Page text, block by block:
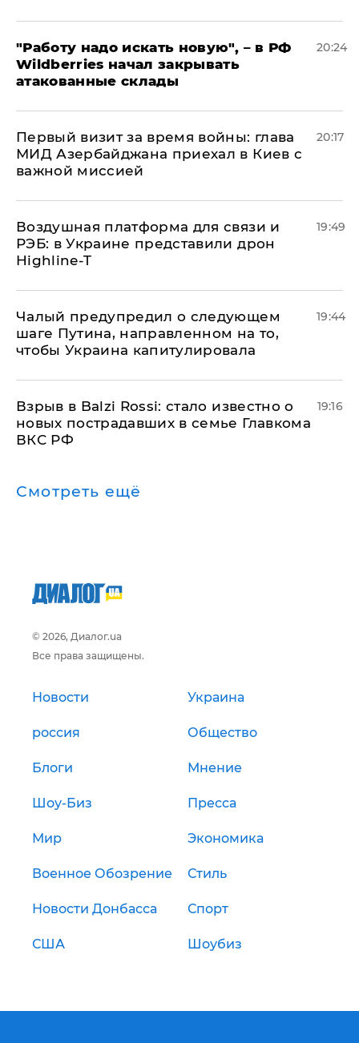
"Работу надо искать новую", – в РФ
Wildberries начал закрывать
атакованные склады
20:24
Первый визит за время войны: глава
МИД Азербайджана приехал в Киев с
важной миссией
20:17
Воздушная платформа для связи и
РЭБ: в Украине представили дрон
Highline-T
19:49
Чалый предупредил о следующем
шаге Путина, направленном на то,
чтобы Украина капитулировала
19:44
Взрыв в Balzi Rossi: стало известно о
новых пострадавших в семье Главкома
ВКС РФ
19:16
Смотреть ещё
© 2026, Диалог.ua
Все права защищены.
Новости Украина
россия Общество
Блоги Мнение
Шоу-Биз Пресса
Мир Экономика
Военное Обозрение Стиль
Новости Донбасса Спорт
США Шоубиз